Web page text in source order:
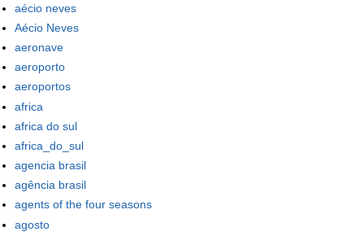
aécio neves
Aécio Neves
aeronave
aeroporto
aeroportos
africa
africa do sul
africa_do_sul
agencia brasil
agência brasil
agents of the four seasons
agosto